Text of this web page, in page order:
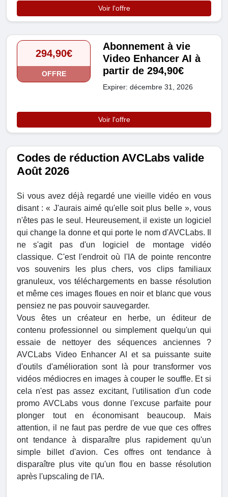
Voir l'offre
294,90€
OFFRE
Abonnement à vie
Video Enhancer AI à
partir de 294,90€
Expirer: décembre 31, 2026
Voir l'offre
Codes de réduction AVCLabs valide
Août 2026
Si vous avez déjà regardé une vieille vidéo en vous
disant : « J'aurais aimé qu'elle soit plus belle », vous
n'êtes pas le seul. Heureusement, il existe un logiciel
qui change la donne et qui porte le nom d'AVCLabs. Il
ne s'agit pas d'un logiciel de montage vidéo
classique. C'est l'endroit où l'IA de pointe rencontre
vos souvenirs les plus chers, vos clips familiaux
granuleux, vos téléchargements en basse résolution
et même ces images floues en noir et blanc que vous
pensiez ne pas pouvoir sauvegarder.
Vous êtes un créateur en herbe, un éditeur de
contenu professionnel ou simplement quelqu'un qui
essaie de nettoyer des séquences anciennes ?
AVCLabs Video Enhancer AI et sa puissante suite
d'outils d'amélioration sont là pour transformer vos
vidéos médiocres en images à couper le souffle. Et si
cela n'est pas assez excitant, l'utilisation d'un code
promo AVCLabs vous donne l'excuse parfaite pour
plonger tout en économisant beaucoup. Mais
attention, il ne faut pas perdre de vue que ces offres
ont tendance à disparaître plus rapidement qu'un
simple billet d'avion. Ces offres ont tendance à
disparaître plus vite qu'un flou en basse résolution
après l'upscaling de l'IA.